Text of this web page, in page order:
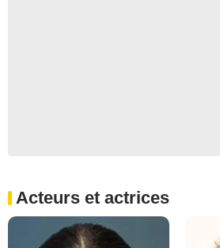
Acteurs et actrices